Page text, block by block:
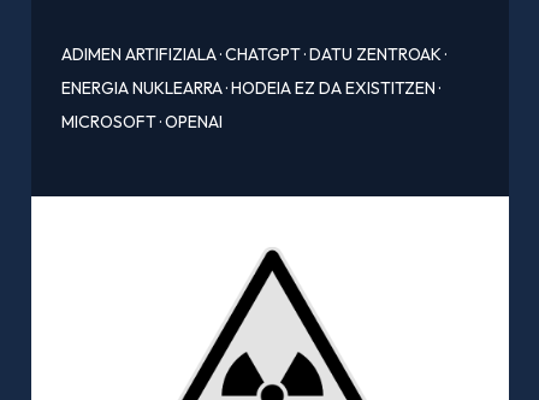
ADIMEN ARTIFIZIALA·CHATGPT·DATU ZENTROAK·
ENERGIA NUKLEARRA·HODEIA EZ DA EXISTITZEN·
MICROSOFT·OPENAI